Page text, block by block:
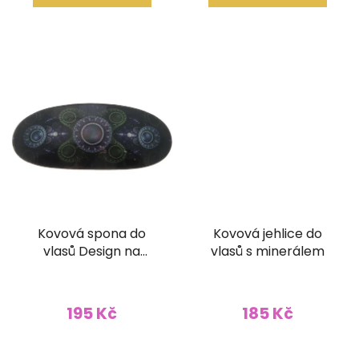
Kovová spona do
vlasů Design na
195 Kč
Kovová jehlice do
vlasů s minerálem
185 Kč